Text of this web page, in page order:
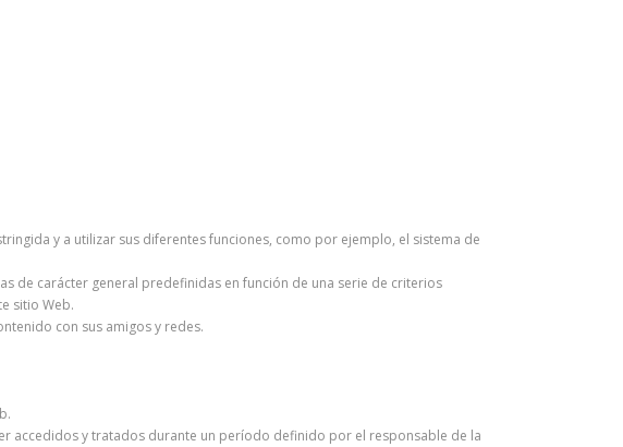
y a utilizar sus diferentes funciones, como por ejemplo, el sistema de
de carácter general predefinidas en función de una serie de criterios
sitio Web.
con sus amigos y redes.
accedidos y tratados durante un período definido por el responsable de la